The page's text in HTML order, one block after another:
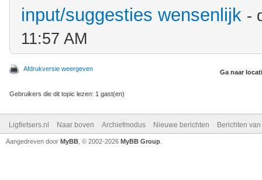
input/suggesties wensenlijk -
11:57 AM
Afdrukversie weergeven Ga naar
Gebruikers die dit topic lezen: 1 gast(en)
Ligfietsers.nl Naar boven Archiefmodus Nieuwe berichten Berichten
Aangedreven door MyBB , © 2002-2026 MyBB Group